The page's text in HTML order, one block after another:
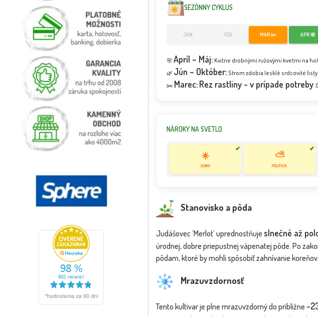
SEZÓNNY CYKLUS
JAN FEB MAR ✂️ APR 🌸
🌸 Apríl – Máj: Kvitne drobnými ružovými kvetmi na
🌿 Jún – Október: Strom zdobia lesklé srdcovité
✂️ Marec:Rez rastliny - v prípade potreby.
NÁROKY NA SVETLO
✔
☀️
SLNKO
✔
⛅
POLOTIEŇ
Stanovisko a pôda
Judášovec ´Merlot´ uprednostňuje slnečné až
úrodnej, dobre priepustnej vápenatej pôde. Po
pôdam, ktoré by mohli spôsobiť zahnívanie koreňov.
Mrazuvzdornosť
Tento kultivar je plne mrazuvzdorný do približne -